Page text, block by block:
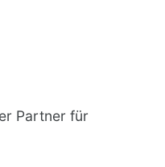
Partner für